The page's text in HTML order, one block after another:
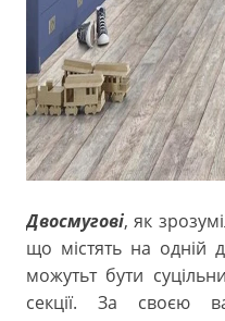
Двосмугові, як
що містять на одній
можутьт бути
секції. За своєю